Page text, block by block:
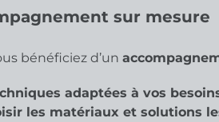
sur mesure
bénéficiez d’un
adaptées à vos
les matériaux et solutions